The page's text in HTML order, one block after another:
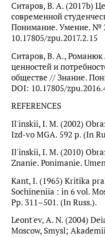
Ситаров, В. А. (2017b)
современной
Понимание. Умение. №
10.17805/zpu.2017.2.15
Ситаров, В. А.,
ценностей и
обществе // Знание.
DOI: 10.17805/
REFERENCES
Il'inskii, I. M. (2002)
Izd-vo MGA. 592 p. (In
Il'inskii, I. M. (2010)
Znanie. Ponimanie.
Kant, I. (1965) Kritika
Sochineniia : in 6 vol.
Pp. 311–501. (In Russ.).
Leont'ev, A. N. (2004)
Moscow, Smysl;